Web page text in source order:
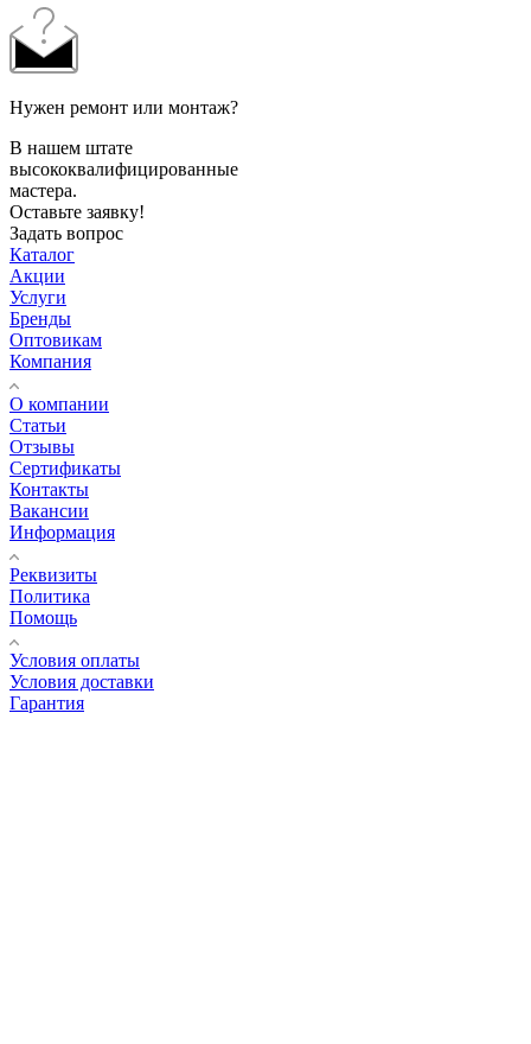
Нужен ремонт или монтаж?
В нашем штате
высококвалифицированные
мастера.
Оставьте заявку!
Задать вопрос
Каталог
Акции
Услуги
Бренды
Оптовикам
Компания
О компании
Статьи
Отзывы
Сертификаты
Контакты
Вакансии
Информация
Реквизиты
Политика
Помощь
Условия оплаты
Условия доставки
Гарантия